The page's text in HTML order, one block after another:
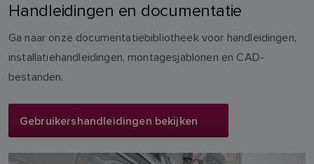
Handleidingen en documentatie
Ga naar onze documentatiebibliotheek voor handleidingen,
installatiehandleidingen, montagesjablonen en CAD-
bestanden.
Gebruikershandleidingen bekijken